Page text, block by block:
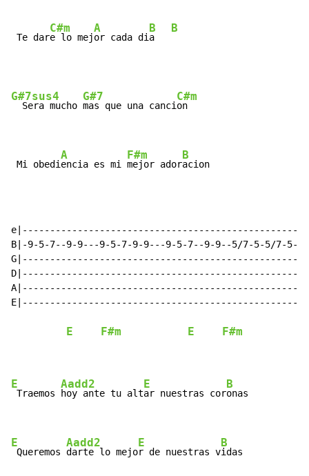
Te dar
C#m
e lo mej
A
or cada di
B
a
B
G#7sus4
  Sera mucho
G#7
mas que una canci
C#m
on
Mi obedi
A
encia es mi
F#m
mejor ador
B
acion
B|-9-5-7--9-9---9-5-7-9-9---9-5-7--9-9--5/7-5-5/7-
G|--------------------------------------------------
D|--------------------------------------------------
A|--------------------------------------------------
E F#m E F#m
E
Traemos
Aadd2
hoy ante tu alt
E
ar nuestras cor
B
onas
E
Queremos
Aadd2
darte lo mejo
E
r de nuestras v
B
idas